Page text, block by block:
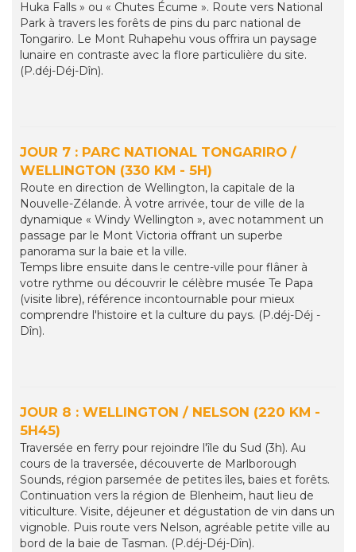
Huka Falls » ou « Chutes Écume ». Route vers National
Park à travers les forêts de pins du parc national de
Tongariro. Le Mont Ruhapehu vous offrira un paysage
lunaire en contraste avec la flore particulière du site.
(P.déj-Déj-Dîn).
JOUR 7 : PARC NATIONAL TONGARIRO /
WELLINGTON (330 KM - 5H)
Route en direction de Wellington, la capitale de la
Nouvelle-Zélande. À votre arrivée, tour de ville de la
dynamique « Windy Wellington », avec notamment un
passage par le Mont Victoria offrant un superbe
panorama sur la baie et la ville.
Temps libre ensuite dans le centre-ville pour flâner à
votre rythme ou découvrir le célèbre musée Te Papa
(visite libre), référence incontournable pour mieux
comprendre l'histoire et la culture du pays. (P.déj-Déj -
Dîn).
JOUR 8 : WELLINGTON / NELSON (220 KM -
5H45)
Traversée en ferry pour rejoindre l'île du Sud (3h). Au
cours de la traversée, découverte de Marlborough
Sounds, région parsemée de petites îles, baies et forêts.
Continuation vers la région de Blenheim, haut lieu de
viticulture. Visite, déjeuner et dégustation de vin dans un
vignoble. Puis route vers Nelson, agréable petite ville au
bord de la baie de Tasman. (P.déj-Déj-Dîn).